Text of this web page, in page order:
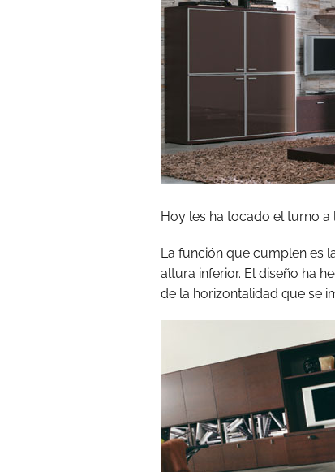
Hoy les ha tocado el turno a
La función que cumplen es
altura inferior. El diseño ha
de la horizontalidad que se